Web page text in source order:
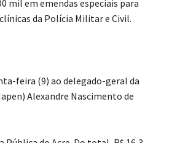
mil em emendas especiais para
da Polícia Militar e Civil.
feira (9) ao delegado-geral da
Alexandre Nascimento de